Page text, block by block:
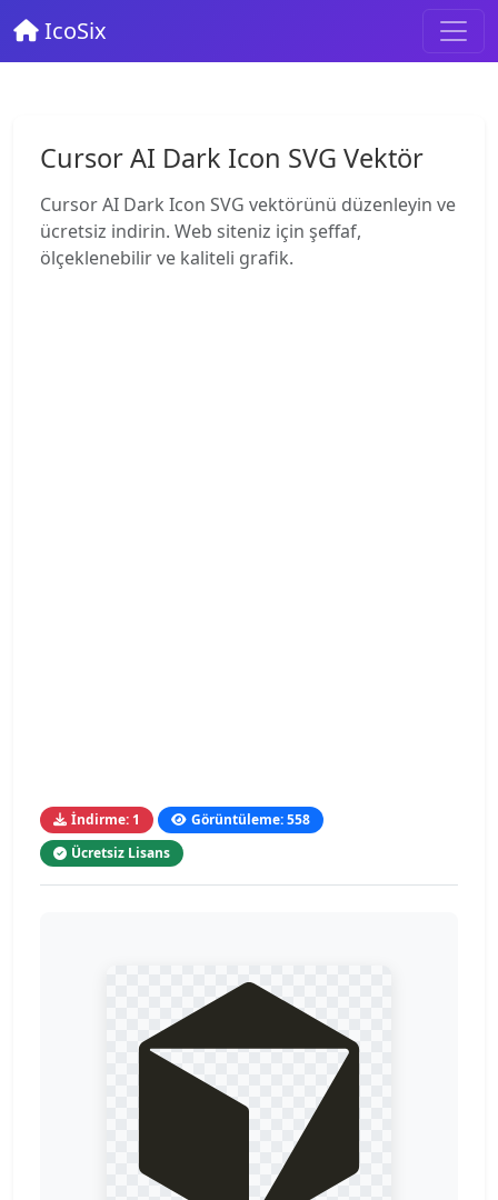
IcoSix
Cursor AI Dark Icon SVG Vektör
Cursor AI Dark Icon SVG vektörünü düzenleyin ve
ücretsiz indirin. Web siteniz için şeffaf,
ölçeklenebilir ve kaliteli grafik.
İndirme: 1
Görüntüleme: 558
Ücretsiz Lisans